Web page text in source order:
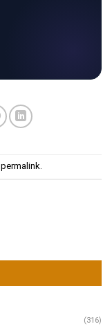
permalink.
(316)